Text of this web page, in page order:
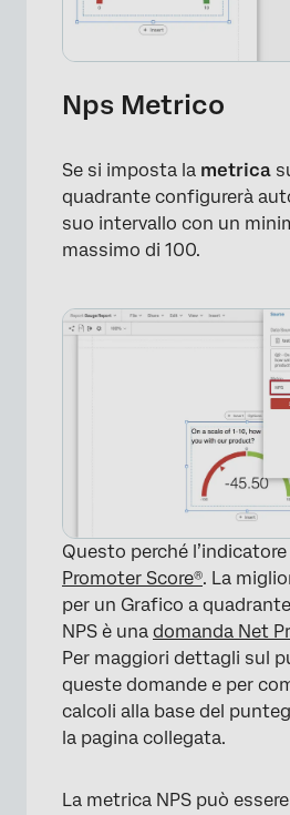
Nps Metrico
Se si imposta la metrica
quadrante configurerà
suo intervallo con un
massimo di 100.
Questo perché l’indicatore
Promoter Score®. La
per un Grafico a
NPS è una domanda Net
Per maggiori dettagli sul
queste domande e per
calcoli alla base del
la pagina collegata.
La metrica NPS può